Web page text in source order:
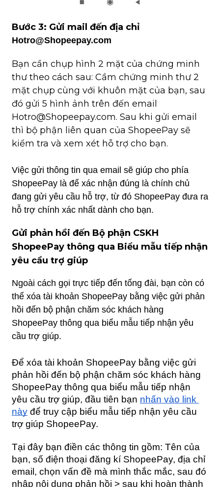
Hotro@Shopeepay.com
Bạn cần chụp hình 2 mặt của chứng minh
thư theo cách sau: Cầm chứng minh thư 2
mặt chụp cùng với khuôn mặt của bạn, sau
đó gửi 5 hình ảnh trên đến email
Hotro@Shopeepay.com. Sau khi gửi email
thì bộ phận liên quan của ShopeePay sẽ
kiểm tra và xem xét hỗ trợ cho bạn.
Việc gửi thông tin qua email sẽ giúp cho phía
ShopeePay là để xác nhận đúng là chính chủ
đang gửi yêu cầu hỗ trợ, từ đó ShopeePay đưa ra
hỗ trợ chính xác nhất dành cho bạn.
Gửi phản hồi đến Bộ phận CSKH
ShopeePay thông qua Biểu mẫu tiếp nhận
yêu cầu trợ giúp
Ngoài cách gọi trực tiếp đến tổng đài, bạn còn có
thể xóa tài khoản ShopeePay bằng việc gửi phản
hồi đến bộ phận chăm sóc khách hàng
ShopeePay thông qua biểu mẫu tiếp nhận yêu
cầu trợ giúp.
Để xóa tài khoản ShopeePay bằng việc gửi
phản hồi đến bộ phận chăm sóc khách hàng
ShopeePay thông qua biểu mẫu tiếp nhận
yêu cầu trợ giúp, đầu tiên bạn nhấn vào link
này để truy cập biểu mẫu tiếp nhận yêu cầu
trợ giúp ShopeePay.
Tại đây bạn điền các thông tin gồm: Tên của
bạn, số điện thoại đăng kí ShopeePay, địa chỉ
email, chọn vấn đề mà mình thắc mắc, sau đó
nhập nội dung phản hồi > sau khi hoàn thành